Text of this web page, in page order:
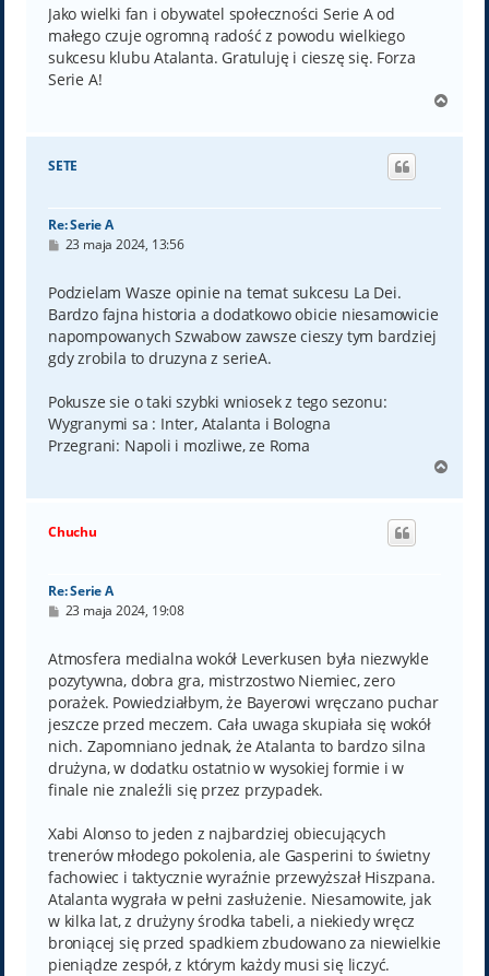
t
Jako wielki fan i obywatel społeczności Serie A od
małego czuje ogromną radość z powodu wielkiego
sukcesu klubu Atalanta. Gratuluję i cieszę się. Forza
Serie A!
g
SETE
Re: Serie A
P
t
23 maja 2024, 13:56
Podzielam Wasze opinie na temat sukcesu La Dei.
Bardzo fajna historia a dodatkowo obicie niesamowicie
napompowanych Szwabow zawsze cieszy tym bardziej
gdy zrobila to druzyna z serieA.
Pokusze sie o taki szybki wniosek z tego sezonu:
Wygranymi sa : Inter, Atalanta i Bologna
Przegrani: Napoli i mozliwe, ze Roma
g
Chuchu
Re: Serie A
P
t
23 maja 2024, 19:08
Atmosfera medialna wokół Leverkusen była niezwykle
pozytywna, dobra gra, mistrzostwo Niemiec, zero
porażek. Powiedziałbym, że Bayerowi wręczano puchar
jeszcze przed meczem. Cała uwaga skupiała się wokół
nich. Zapomniano jednak, że Atalanta to bardzo silna
drużyna, w dodatku ostatnio w wysokiej formie i w
finale nie znaleźli się przez przypadek.
Xabi Alonso to jeden z najbardziej obiecujących
trenerów młodego pokolenia, ale Gasperini to świetny
fachowiec i taktycznie wyraźnie przewyższał Hiszpana.
Atalanta wygrała w pełni zasłużenie. Niesamowite, jak
w kilka lat, z drużyny środka tabeli, a niekiedy wręcz
broniącej się przed spadkiem zbudowano za niewielkie
pieniądze zespół, z którym każdy musi się liczyć.